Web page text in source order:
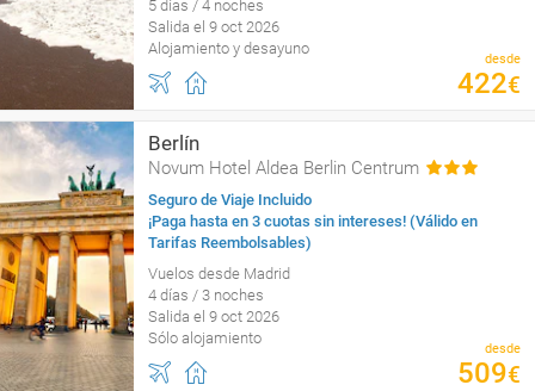
5 días / 4 noches
Salida el 9 oct 2026
Alojamiento y desayuno
desde
422€
Berlín
Novum Hotel Aldea Berlin Centrum
Seguro de Viaje Incluido
¡Paga hasta en 3 cuotas sin intereses! (Válido en
Tarifas Reembolsables)
Vuelos desde Madrid
4 días / 3 noches
Salida el 9 oct 2026
Sólo alojamiento
desde
509€